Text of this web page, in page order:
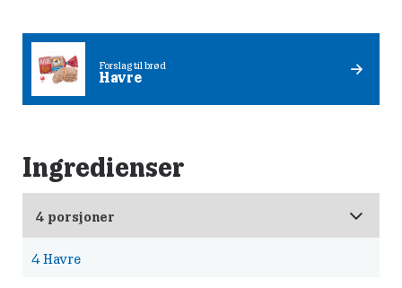
Forslag til brød
Havre
Ingredienser
4Havre